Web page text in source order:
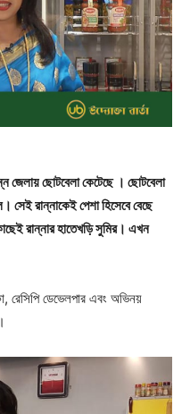
জেলায় ছোটবেলা কেটেছে । ছোটবেলা
সেই রান্নাকেই পেশা হিসেবে বেছে
রান্নার হাতেখড়ি সুমির। এখন
রেসিপি ডেভেলপার এবং অভিনয়